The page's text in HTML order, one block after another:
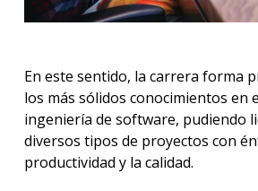
En este sentido, la carrera forma
los más sólidos conocimientos en
ingeniería de software, pudiendo
diversos tipos de proyectos con
productividad y la calidad.